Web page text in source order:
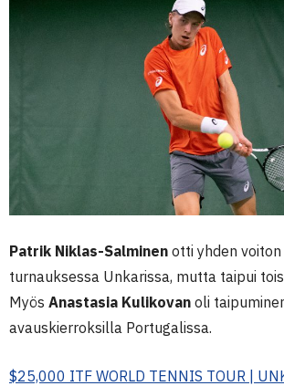
Patrik Niklas-Salminen otti yhden
turnauksessa Unkarissa, mutta taipui
Myös Anastasia Kulikovan oli
avauskierroksilla Portugalissa.
$25,000 ITF WORLD TENNIS TOUR |